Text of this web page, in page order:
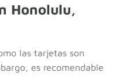
Honolulu,
las tarjetas son
es recomendable